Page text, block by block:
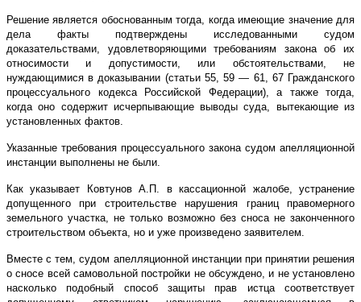
Решение является обоснованным тогда, когда имеющие значение для
дела факты подтверждены исследованными судом
доказательствами, удовлетворяющими требованиям закона об их
относимости и допустимости, или обстоятельствами, не
нуждающимися в доказывании (статьи 55, 59 — 61, 67 Гражданского
процессуального кодекса Российской Федерации), а также тогда,
когда оно содержит исчерпывающие выводы суда, вытекающие из
установленных фактов.
Указанные требования процессуального закона судом апелляционной
инстанции выполнены не были.
Как указывает Ковтунов А.П. в кассационной жалобе, устранение
допущенного при строительстве нарушения границ правомерного
земельного участка, не только возможно без сноса не законченного
строительством объекта, но и уже произведено заявителем.
Вместе с тем, судом апелляционной инстанции при принятии решения
о сносе всей самовольной постройки не обсуждено, и не установлено
насколько подобный способ защиты прав истца соответствует